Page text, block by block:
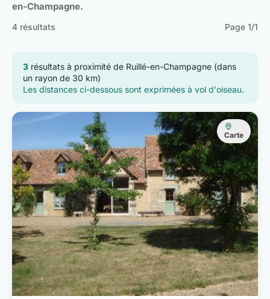
en-Champagne.
4 résultats Page 1/1
3 résultats à proximité de Ruillé-en-Champagne (dans
un rayon de 30 km)
Les distances ci-dessous sont exprimées à vol d'oiseau.
Carte